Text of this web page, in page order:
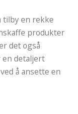
tilby en rekke
produkter
det også
en detaljert
å ansette en